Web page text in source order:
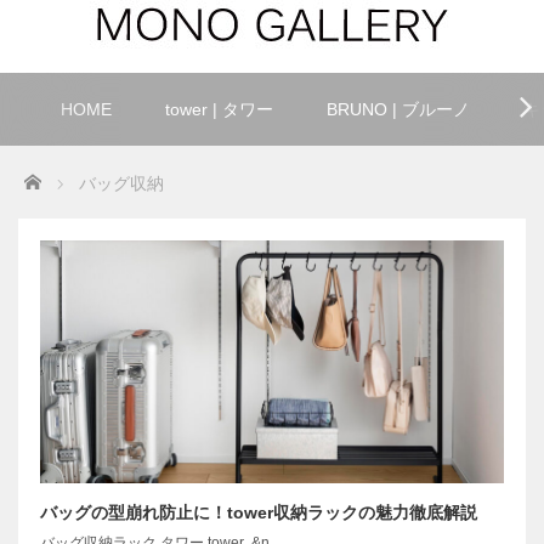
HOME tower | タワー BRUNO | ブルーノ キ
Home バッグ収納
バッグの型崩れ防止に！tower収納ラックの魅力徹底解説